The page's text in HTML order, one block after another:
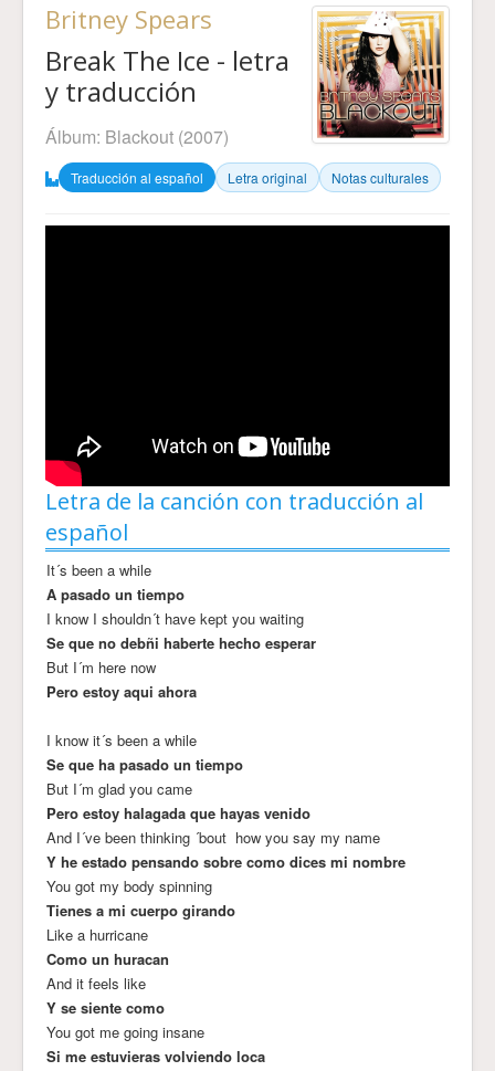
Britney Spears
Break The Ice - letra
y traducción
Álbum: Blackout (2007)
Traducción al español Letra original Notas culturales
Letra de la canción con traducción al
español
It´s been a while
A pasado un tiempo
I know I shouldn´t have kept you waiting
Se que no debñi haberte hecho esperar
But I´m here now
Pero estoy aqui ahora
I know it´s been a while
Se que ha pasado un tiempo
But I´m glad you came
Pero estoy halagada que hayas venido
And I´ve been thinking ´bout how you say my name
Y he estado pensando sobre como dices mi nombre
You got my body spinning
Tienes a mi cuerpo girando
Like a hurricane
Como un huracan
And it feels like
Y se siente como
You got me going insane
Si me estuvieras volviendo loca